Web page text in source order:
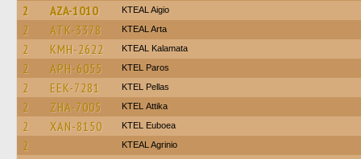
2 AZA-1010 KTEAL Aigio
2 ATK-3378 KTEAL Arta
2 KMH-2622 KTEAL Kalamata
2 APH-6055 KTEL Paros
2 EEK-7281 KTEL Pellas
2 ZHA-7005 KΤΕL Αttika
2 XAN-8150 ΚΤΕL Euboea
2 KTEAL Agrinio